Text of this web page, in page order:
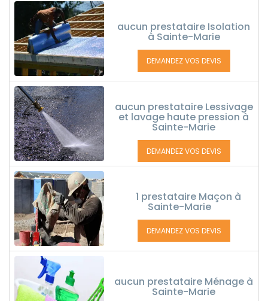
aucun prestataire Isolation
à Sainte-Marie
DEMANDEZ VOS DEVIS
aucun prestataire Lessivage
et lavage haute pression à
Sainte-Marie
DEMANDEZ VOS DEVIS
1 prestataire Maçon à
Sainte-Marie
DEMANDEZ VOS DEVIS
aucun prestataire Ménage à
Sainte-Marie